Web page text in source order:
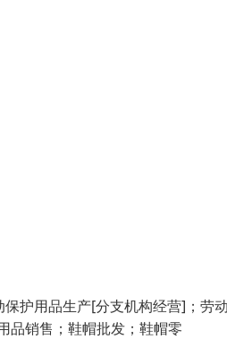
护用品生产[分支机构经营]；劳
品销售；鞋帽批发；鞋帽零